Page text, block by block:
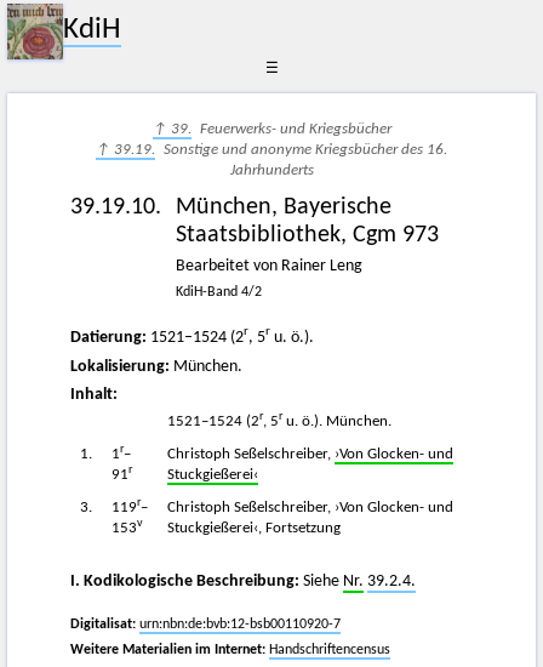
KdiH
☰
↑ 39. Feuerwerks- und Kriegsbücher
↑ 39.19. Sonstige und anonyme Kriegsbücher des 16.
Jahrhunderts
39.19.10.
München, Bayerische
Staatsbibliothek, Cgm 973
Bearbeitet von Rainer Leng
KdiH-Band 4/2
Datierung: 1521–1524 (2r, 5r u. ö.).
Lokalisierung: München.
Inhalt:
1521–1524 (2r, 5r u. ö.). München.
1. 1r–
91r
Christoph Seßelschreiber, ›Von Glocken- und
Stuckgießerei‹
3. 119r–
153v
Christoph Seßelschreiber, ›Von Glocken- und
Stuckgießerei‹, Fortsetzung
I. Kodikologische Beschreibung: Siehe Nr. 39.2.4.
Digitalisat: urn:nbn:de:bvb:12-bsb00110920-7
Weitere Materialien im Internet: Handschriftencensus